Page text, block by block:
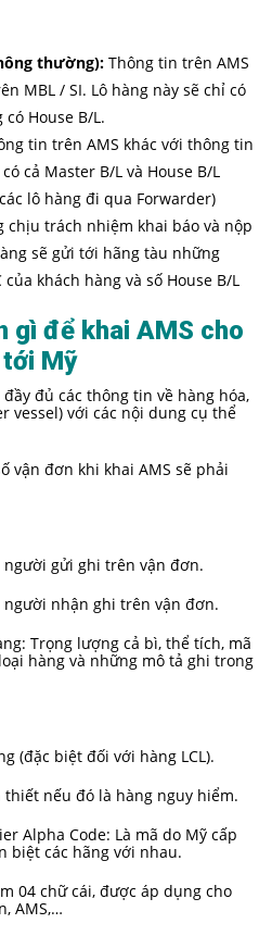
thường): Thông tin trên AMS
MBL / SI. Lô hàng này sẽ chỉ có
House B/L.
tin trên AMS khác với thông tin
cả Master B/L và House B/L
lô hàng đi qua Forwarder)
chịu trách nhiệm khai báo và nộp
sẽ gửi tới hãng tàu những
của khách hàng và số House B/L
gì để khai AMS cho
Mỹ
đủ các thông tin về hàng hóa,
vessel) với các nội dung cụ thể
vận đơn khi khai AMS sẽ phải
người gửi ghi trên vận đơn.
người nhận ghi trên vận đơn.
Trọng lượng cả bì, thể tích, mã
hàng và những mô tả ghi trong
(đặc biệt đối với hàng LCL).
nếu đó là hàng nguy hiểm.
Alpha Code: Là mã do Mỹ cấp
biệt các hãng với nhau.
04 chữ cái, được áp dụng cho
AMS,…